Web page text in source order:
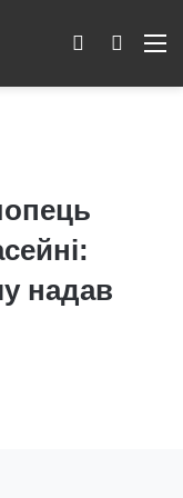
Пошук
Switch skin
надав